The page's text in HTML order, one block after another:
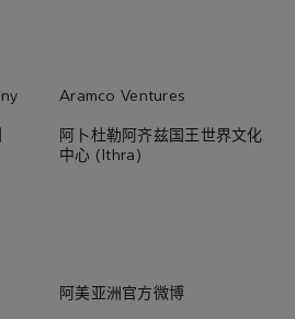
Aramco Ventures
阿卜杜勒阿齐兹国王世界文化
中心 (Ithra)
阿美亚洲官方微博